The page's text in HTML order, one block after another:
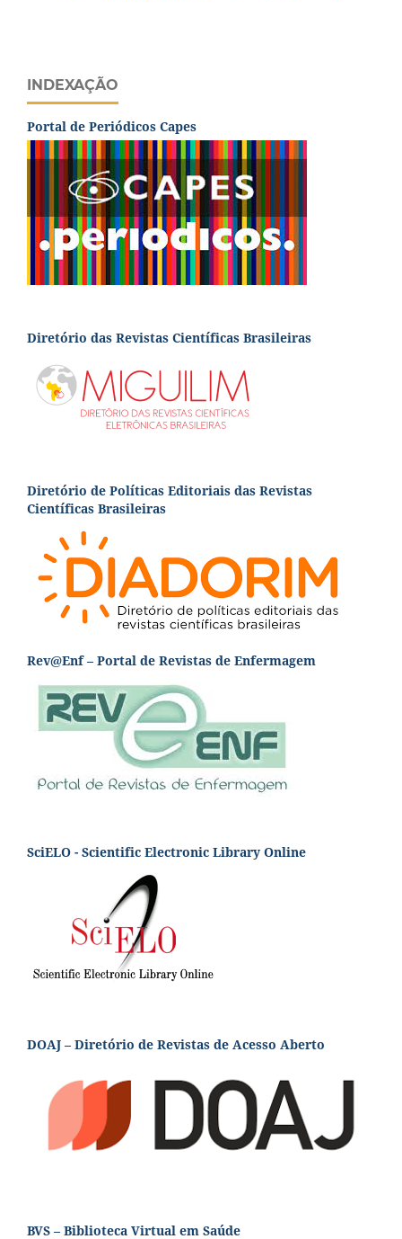
INDEXAÇÃO
Portal de Periódicos Capes
Diretório das Revistas Científicas Brasileiras
Diretório de Políticas Editoriais das Revistas
Científicas Brasileiras
Rev@Enf – Portal de Revistas de Enfermagem
SciELO - Scientific Electronic Library Online
DOAJ – Diretório de Revistas de Acesso Aberto
BVS – Biblioteca Virtual em Saúde